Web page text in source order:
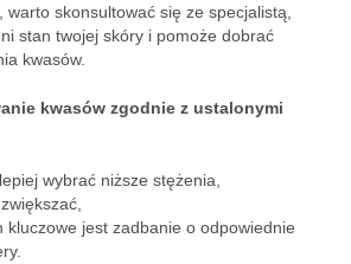
warto skonsultować się ze specjalistą,
stan twojej skóry i pomoże dobrać
kwasów.
kwasów zgodnie z ustalonymi
wybrać niższe stężenia,
kluczowe jest zadbanie o odpowiednie